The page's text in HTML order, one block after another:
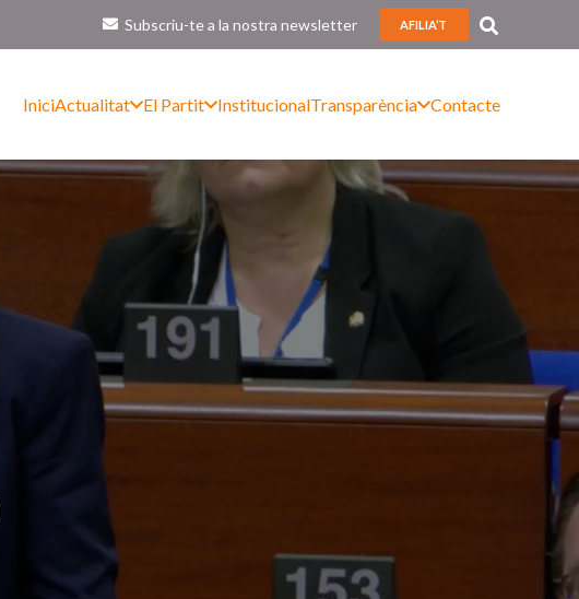
Subscriu-te a la nostra newsletter AFILIA’T
IniciActualitat El Partit InstitucionalTransparència Contacte